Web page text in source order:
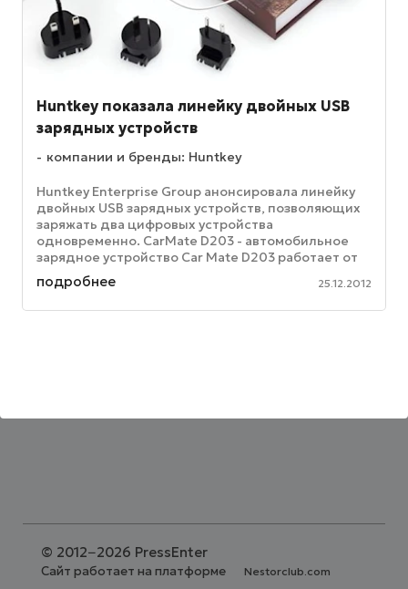
Huntkey показала линейку двойных USB
зарядных устройств
компании и бренды: Huntkey
Huntkey Enterprise Group анонсировала линейку
двойных USB зарядных устройств, позволяющих
заряжать два цифровых устройства
одновременно. CarMate D203 - автомобильное
зарядное устройство Car Mate D203 работает от
прикуривателя и позволит заряжать ...
подробнее 25.12.2012
© 2012−2026 PressEnter
Сайт работает на платформе Nestorclub.com